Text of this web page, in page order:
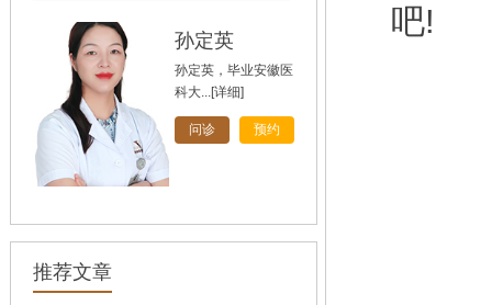
孙定英
孙定英，毕业安徽医
科大...[详细]
问诊 预约
高汝辉
推荐文章
吧!